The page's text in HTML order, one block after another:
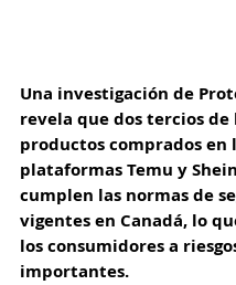
Una investigación de
revela que dos tercios de
productos comprados en
plataformas Temu y
cumplen las normas de
vigentes en Canadá, lo
los consumidores a
importantes.